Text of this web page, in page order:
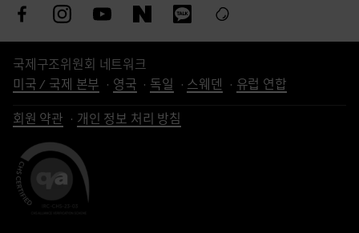
국제구조위원회 네트워크
미국 / 국제 본부
영국 독일 스웨덴 유럽 연합
회원 약관 개인 정보 처리 방침